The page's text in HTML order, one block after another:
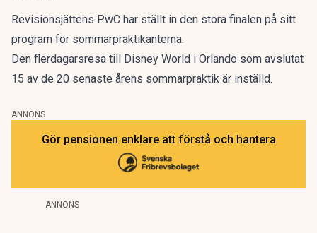
Revisionsjättens PwC har ställt in den stora finalen på sitt
program för sommarpraktikanterna.
Den flerdagarsresa till Disney World i Orlando som avslutat
15 av de 20 senaste årens sommarpraktik är inställd.
ANNONS
Gör pensionen enklare att förstå och hantera
ANNONS